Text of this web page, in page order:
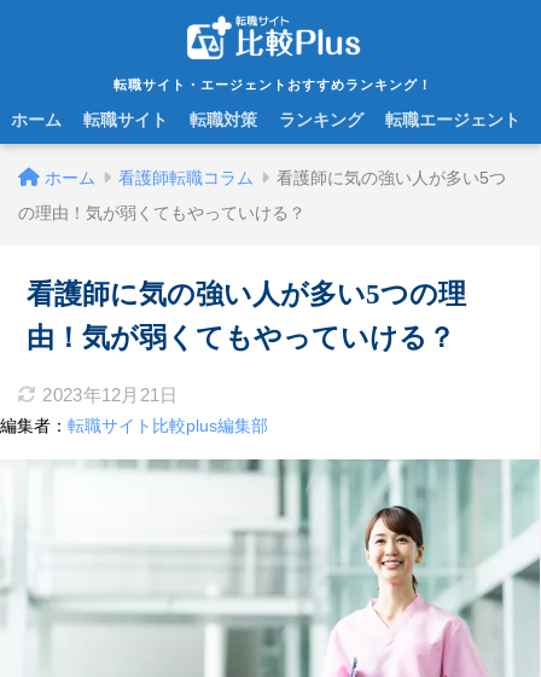
転職サイト・エージェントおすすめランキング！
ホーム 転職サイト 転職対策 ランキング 転職エージェント
ホーム 看護師転職コラム
看護師に気の強い人が多い5つ
の理由！気が弱くてもやっていける？
看護師に気の強い人が多い5つの理
由！気が弱くてもやっていける？
2023年12月21日
編集者： 転職サイト比較plus編集部